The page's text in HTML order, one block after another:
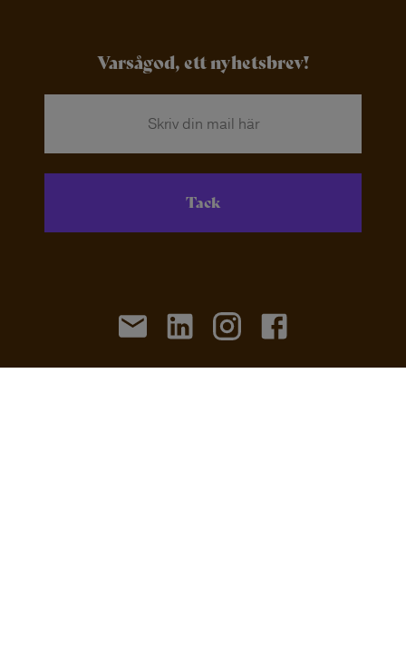
Varsågod, ett nyhetsbrev!